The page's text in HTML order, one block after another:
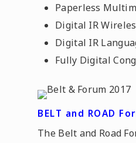
Paperless
Digital IR
Digital IR
Fully Digital
BELT and ROAD
The Belt and Road